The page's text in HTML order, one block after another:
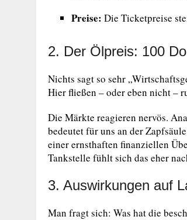
Preise: Die Ticketpreise
2. Der Ölpreis: 100
Nichts sagt so sehr
Hier fließen – oder eben nicht –
Die Märkte reagieren nervös.
bedeutet für uns an der
einer ernsthaften finanziellen
Tankstelle fühlt sich das eher
3. Auswirkungen auf
Man fragt sich: Was hat die